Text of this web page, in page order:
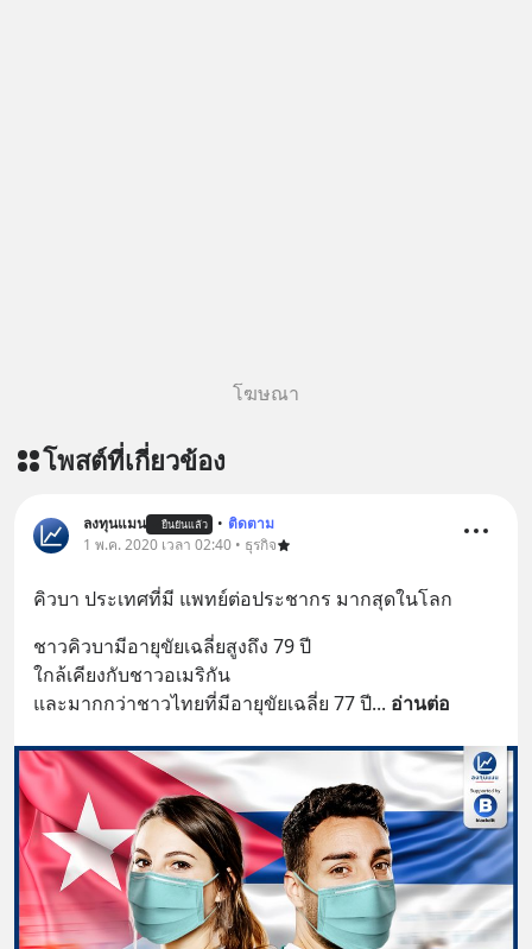
โฆษณา
โพสต์ที่เกี่ยวข้อง
ลงทุนแมน ยืนยันแล้ว • ติดตาม
1 พ.ค. 2020 เวลา 02:40 • ธุรกิจ
คิวบา ประเทศที่มี แพทย์ต่อประชากร มากสุดในโลก
ชาวคิวบามีอายุขัยเฉลี่ยสูงถึง 79 ปี
ใกล้เคียงกับชาวอเมริกัน
และมากกว่าชาวไทยที่มีอายุขัยเฉลี่ย 77 ปี... อ่านต่อ